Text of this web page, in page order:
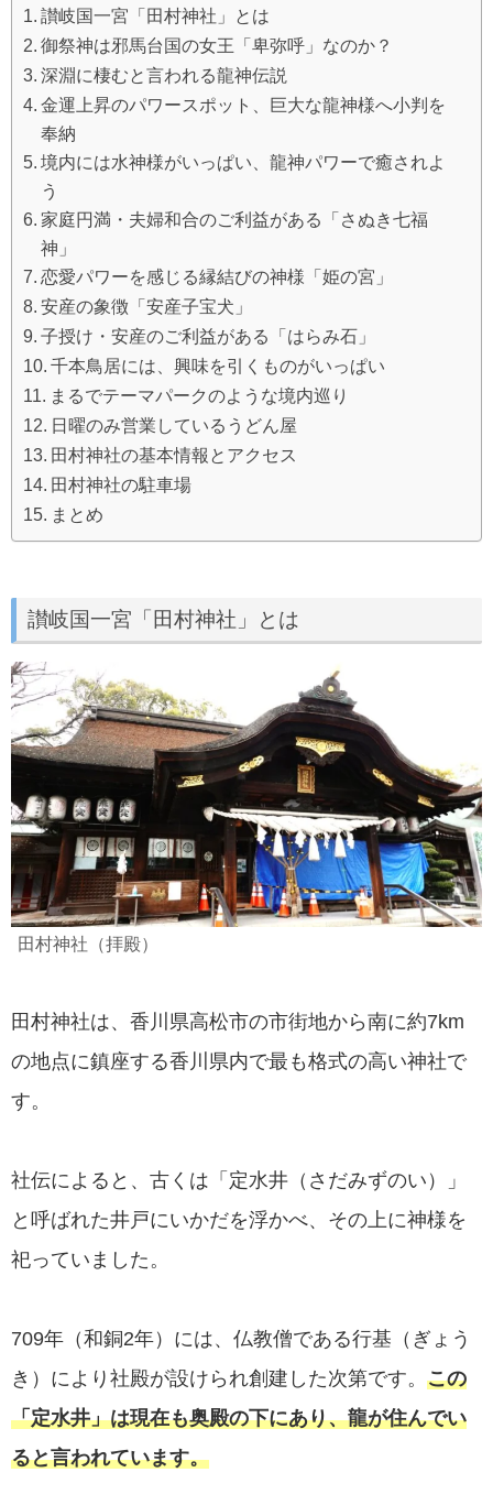
讃岐国一宮「田村神社」とは
御祭神は邪馬台国の女王「卑弥呼」なのか？
深淵に棲むと言われる龍神伝説
金運上昇のパワースポット、巨大な龍神様へ小判を
奉納
境内には水神様がいっぱい、龍神パワーで癒されよ
う
家庭円満・夫婦和合のご利益がある「さぬき七福
神」
恋愛パワーを感じる縁結びの神様「姫の宮」
安産の象徴「安産子宝犬」
子授け・安産のご利益がある「はらみ石」
千本鳥居には、興味を引くものがいっぱい
まるでテーマパークのような境内巡り
日曜のみ営業しているうどん屋
田村神社の基本情報とアクセス
田村神社の駐車場
まとめ
讃岐国一宮「田村神社」とは
田村神社（拝殿）
田村神社は、香川県高松市の市街地から南に約7km
の地点に鎮座する香川県内で最も格式の高い神社で
す。
社伝によると、古くは「定水井（さだみずのい）」
と呼ばれた井戸にいかだを浮かべ、その上に神様を
祀っていました。
709年（和銅2年）には、仏教僧である行基（ぎょう
き）により社殿が設けられ創建した次第です。 この
「定水井」は現在も奥殿の下にあり、龍が住んでい
ると言われています。